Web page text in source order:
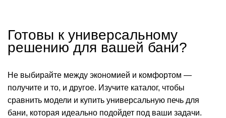
Готовы к универсальному
решению для вашей бани?
Не выбирайте между экономией и комфортом —
получите и то, и другое. Изучите каталог, чтобы
сравнить модели и купить универсальную печь для
бани, которая идеально подойдет под ваши задачи.